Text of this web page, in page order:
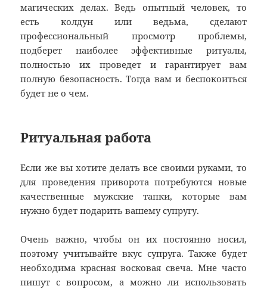
магических делах. Ведь опытный человек, то
есть колдун или ведьма, сделают
профессиональный просмотр проблемы,
подберет наиболее эффективные ритуалы,
полностью их проведет и гарантирует вам
полную безопасность. Тогда вам и беспокоиться
будет не о чем.
Ритуальная работа
Если же вы хотите делать все своими руками, то
для проведения приворота потребуются новые
качественные мужские тапки, которые вам
нужно будет подарить вашему супругу.
Очень важно, чтобы он их постоянно носил,
поэтому учитывайте вкус супруга. Также будет
необходима красная восковая свеча. Мне часто
пишут с вопросом, а можно ли использовать